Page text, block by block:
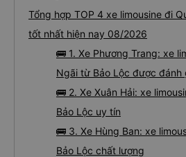
Tổng hợp TOP 4 xe limousine đi
tốt nhất hiện nay 08/2026
🚌 1. Xe Phương Trang: xe
Ngãi từ Bảo Lộc được đánh
🚌 2. Xe Xuân Hải: xe
Bảo Lộc uy tín
🚌 3. Xe Hùng Ban: xe
Bảo Lộc chất lượng